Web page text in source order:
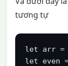
tương tự
let arr =
let even